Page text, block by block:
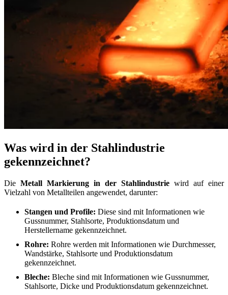
Was wird in der Stahlindustrie
gekennzeichnet?
Die Metall Markierung in der Stahlindustrie wird auf einer
Vielzahl von Metallteilen angewendet, darunter:
Stangen und Profile: Diese sind mit Informationen wie
Gussnummer, Stahlsorte, Produktionsdatum und
Herstellername gekennzeichnet.
Rohre: Rohre werden mit Informationen wie Durchmesser,
Wandstärke, Stahlsorte und Produktionsdatum
gekennzeichnet.
Bleche: Bleche sind mit Informationen wie Gussnummer,
Stahlsorte, Dicke und Produktionsdatum gekennzeichnet.